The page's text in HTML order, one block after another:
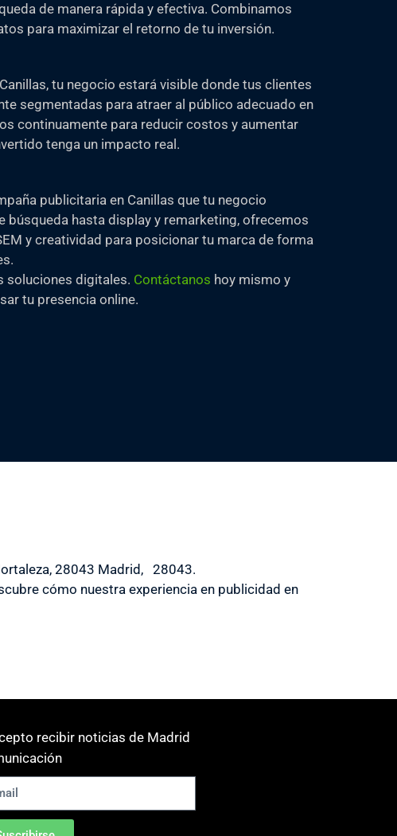
de manera rápida y efectiva. Combinamos
para maximizar el retorno de tu inversión.
tu negocio estará visible donde tus clientes
segmentadas para atraer al público adecuado en
continuamente para reducir costos y aumentar
tenga un impacto real.
publicitaria en Canillas que tu negocio
búsqueda hasta display y remarketing, ofrecemos
y creatividad para posicionar tu marca de forma
soluciones digitales. Contáctanos hoy mismo y
tu presencia online.
28043 Madrid, 28043.
cómo nuestra experiencia en publicidad en
recibir noticias de Madrid